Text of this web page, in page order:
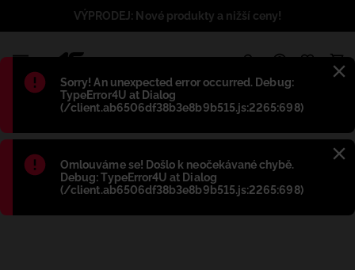
Błąd:
Sorry! An unexpected error occurred. Debug:
TypeError4U at Dialog
(/client.ab6506df38b3e8b9b515.js:2265:698)
Błąd:
Omlouváme se! Došlo k neočekávané chybě.
Debug: TypeError4U at Dialog
(/client.ab6506df38b3e8b9b515.js:2265:698)
VÝPRODEJ: Nové produkty a nižší ceny!